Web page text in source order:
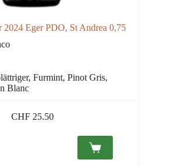
2024 Eger PDO, St Andrea 0,75
Furmint, Pinot Gris,
Blanc
CHF 25.50